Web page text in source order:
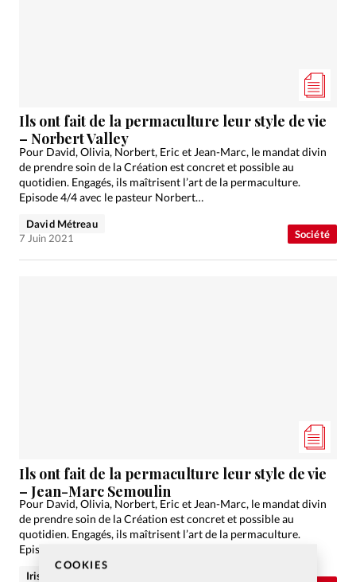
COOKIES
Société
Ils ont fait de la permaculture leur style de vie
– Norbert Valley
Pour David, Olivia, Norbert, Eric et Jean-Marc, le mandat divin
de prendre soin de la Création est concret et possible au
quotidien. Engagés, ils maîtrisent l’art de la permaculture.
Episode 4/4 avec le pasteur Norbert…
David Métreau
7 Juin 2021
Ils ont fait de la permaculture leur style de vie
– Jean-Marc Semoulin
Pour David, Olivia, Norbert, Eric et Jean-Marc, le mandat divin
de prendre soin de la Création est concret et possible au
quotidien. Engagés, ils maîtrisent l’art de la permaculture.
Episode 3/4 avec Jean-Marc Semoulin, expert…
Iris Jaegle